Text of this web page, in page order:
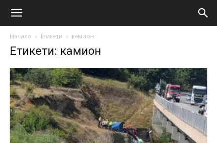
Начало Етикети камион
Етикети: камион